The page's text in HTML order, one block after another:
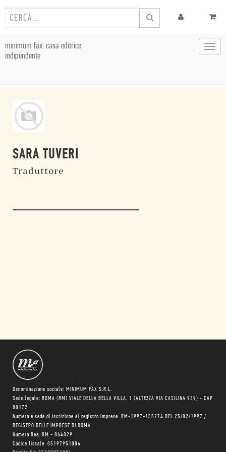
minimum fax: casa editrice
indipendente
SARA TUVERI
Traduttore
Denominazione sociale: MINIMUM FAX S.R.L.
Sede legale: ROMA (RM) VIALE DELLA BELLA VILLA, 1 (ALTEZZA VIA CASILINA 939) - CAP
00172
Numero e sede di iscrizione al registro imprese: RM-1997-155274 DEL 25/02/1997 /
REGISTRO DELLE IMPRESE DI ROMA
Numero Rea: RM - 864029
Codice fiscale: 05197951006